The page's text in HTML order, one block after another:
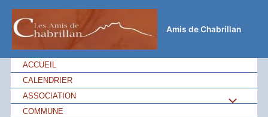
contenu
Amis de Chabrillan
ACCUEIL
CALENDRIER
ASSOCIATION
COMMUNE